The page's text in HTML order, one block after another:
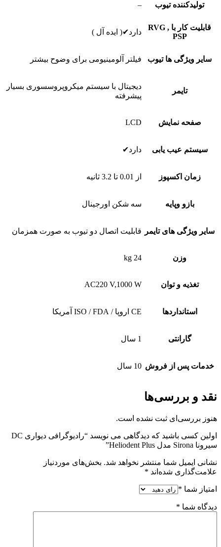
تولیدکننده تیوب –
قابلیت کار با RVG ,
PSP
دارد✔( ایده آل )
سایر ویژگی ها تیوب فیلتر آلومینیومی برای وضوح بیشتر
تایمر
دیجیتال با سیستم میکروپروسسوری بسیار
پیشرفته
صفحه نمایش LCD
سیستم عیب یابی دارد✔
زمان اکسپوز از 0.01 تا 3.2 ثانیه
بازو وپایه سه شکن اورجینال
سایر ویژگی های تایمر قابلیت اتصال دو تیوب به صورت همزمان
وزن 24 kg
تغذیه و توان AC220 V,1000 W
استانداردها CE اروپا / ISO / FDA آمریکا
گارانتی 1 سال
خدمات پس از فروش 10 سال
نقد و بررسی‌ها
هنوز بررسی‌ای ثبت نشده است.
اولین کسی باشید که دیدگاهی می نویسد “رادیوگرافی دیواری DC
سیرونا Sirona مدل Heliodent Plus”
نشانی ایمیل شما منتشر نخواهد شد. بخش‌های موردنیاز
علامت‌گذاری شده‌اند *
امتیاز شما *
دیدگاه شما *